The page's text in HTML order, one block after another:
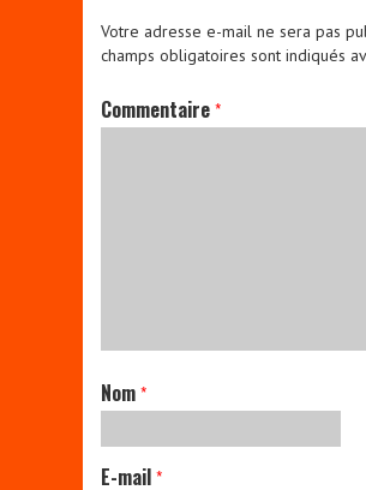
Votre adresse e-mail ne sera pas
champs obligatoires sont indiqués
Commentaire *
Nom *
E-mail *